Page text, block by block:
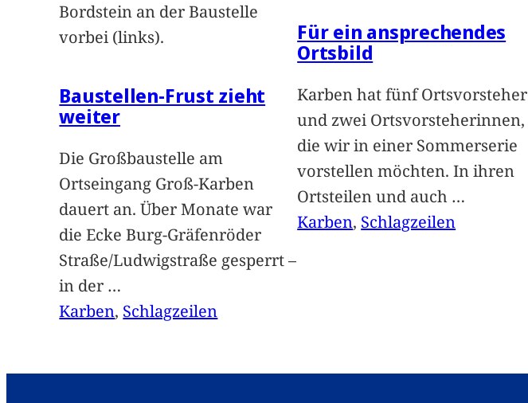
Bordstein an der Baustelle
vorbei (links).
Baustellen-Frust zieht
weiter
Die Großbaustelle am
Ortseingang Groß-Karben
dauert an. Über Monate war
die Ecke Burg-Gräfenröder
Straße/Ludwigstraße gesperrt –
in der …
Karben, Schlagzeilen
Für ein ansprechendes
Ortsbild
Karben hat fünf Ortsvorsteher
und zwei Ortsvorsteherinnen,
die wir in einer Sommerserie
vorstellen möchten. In ihren
Ortsteilen und auch …
Karben, Schlagzeilen